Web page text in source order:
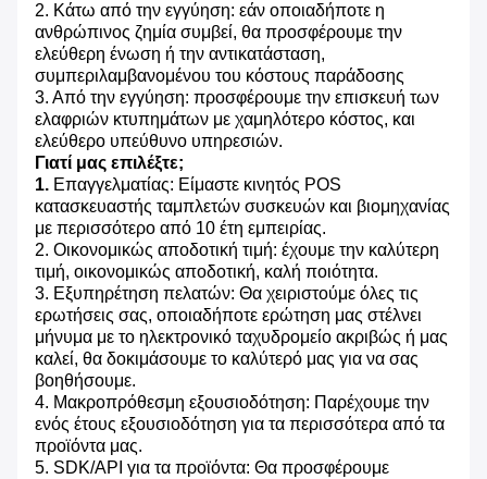
2. Κάτω από την εγγύηση: εάν οποιαδήποτε η
ανθρώπινος ζημία συμβεί, θα προσφέρουμε την
ελεύθερη ένωση ή την αντικατάσταση,
συμπεριλαμβανομένου του κόστους παράδοσης
3. Από την εγγύηση: προσφέρουμε την επισκευή των
ελαφριών κτυπημάτων με χαμηλότερο κόστος, και
ελεύθερο υπεύθυνο υπηρεσιών.
Γιατί μας επιλέξτε;
1. Επαγγελματίας: Είμαστε κινητός POS
κατασκευαστής ταμπλετών συσκευών και βιομηχανίας
με περισσότερο από 10 έτη εμπειρίας.
2. Οικονομικώς αποδοτική τιμή: έχουμε την καλύτερη
τιμή, οικονομικώς αποδοτική, καλή ποιότητα.
3. Εξυπηρέτηση πελατών: Θα χειριστούμε όλες τις
ερωτήσεις σας, οποιαδήποτε ερώτηση μας στέλνει
μήνυμα με το ηλεκτρονικό ταχυδρομείο ακριβώς ή μας
καλεί, θα δοκιμάσουμε το καλύτερό μας για να σας
βοηθήσουμε.
4. Μακροπρόθεσμη εξουσιοδότηση: Παρέχουμε την
ενός έτους εξουσιοδότηση για τα περισσότερα από τα
προϊόντα μας.
5. SDK/API για τα προϊόντα: Θα προσφέρουμε